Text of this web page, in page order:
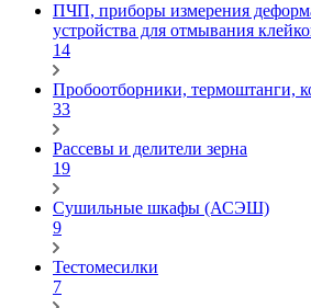
ПЧП, приборы измерения
устройства для отмывания
14
Пробоотборники, термоштанги,
33
Рассевы и делители зерна
19
Сушильные шкафы (АСЭШ)
9
Тестомесилки
7